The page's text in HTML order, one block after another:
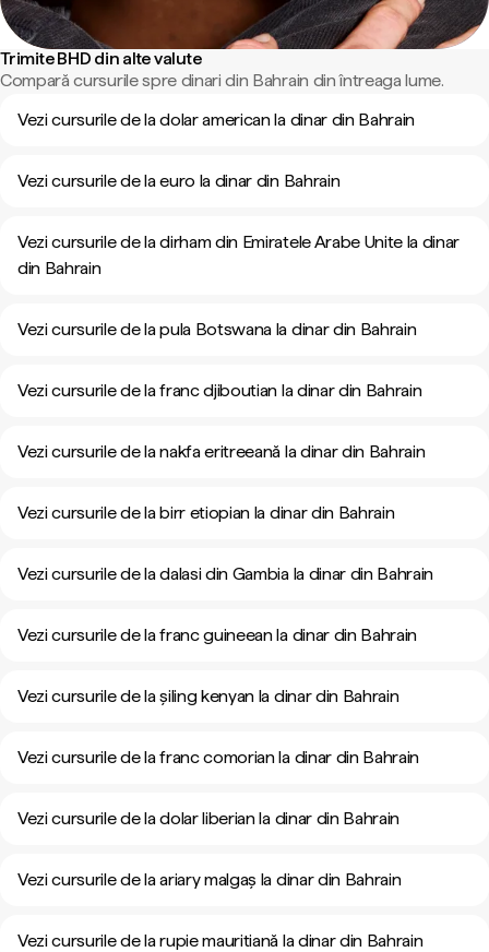
Trimite BHD din alte valute
Compară cursurile spre dinari din Bahrain din întreaga lume.
Vezi cursurile de la dolar american la dinar din Bahrain
Vezi cursurile de la euro la dinar din Bahrain
Vezi cursurile de la dirham din Emiratele Arabe Unite la dinar
din Bahrain
Vezi cursurile de la pula Botswana la dinar din Bahrain
Vezi cursurile de la franc djiboutian la dinar din Bahrain
Vezi cursurile de la nakfa eritreeană la dinar din Bahrain
Vezi cursurile de la birr etiopian la dinar din Bahrain
Vezi cursurile de la dalasi din Gambia la dinar din Bahrain
Vezi cursurile de la franc guineean la dinar din Bahrain
Vezi cursurile de la șiling kenyan la dinar din Bahrain
Vezi cursurile de la franc comorian la dinar din Bahrain
Vezi cursurile de la dolar liberian la dinar din Bahrain
Vezi cursurile de la ariary malgaș la dinar din Bahrain
Vezi cursurile de la rupie mauritiană la dinar din Bahrain